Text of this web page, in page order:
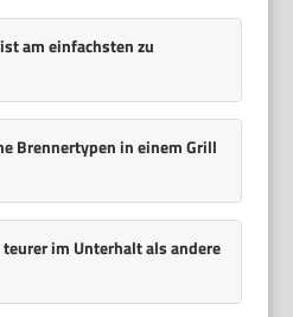
am einfachsten zu
Brennertypen in einem Grill
im Unterhalt als andere